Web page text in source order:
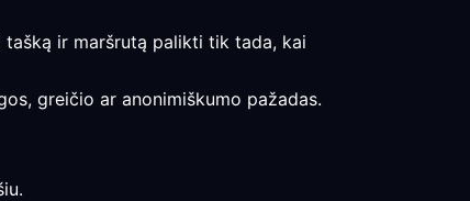
ir maršrutą palikti tik tada, kai
greičio ar anonimiškumo pažadas.